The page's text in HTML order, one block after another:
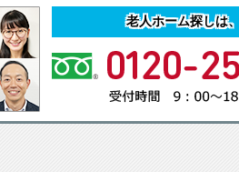
老人ホーム探しは